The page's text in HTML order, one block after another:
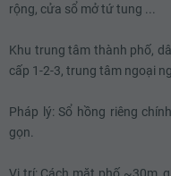
rộng, cửa sổ mở tứ tung ...
Khu trung tâm thành phố,
cấp 1-2-3, trung tâm ngoại
Pháp lý: Sổ hồng riêng
gọn.
Vị trí: Cách mặt phố ~30m,